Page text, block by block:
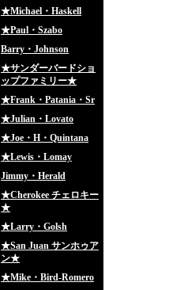
★Michael・Haskell
★Paul・Szabo
Barry・Johnson
★サンダーバードショ
ップファミリー★
★Frank・Patania・Sr
★Julian・Lovato
★Joe・H・Quintana
★Lewis・Lomay
Jimmy・Herald
★Cherokee チェロキー
★
★Larry・Golsh
★San Juan サンホゥア
ン★
★Mike・Bird-Romero